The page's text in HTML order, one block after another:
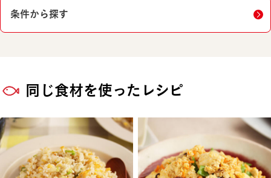
条件から探す
同じ食材を使ったレシピ